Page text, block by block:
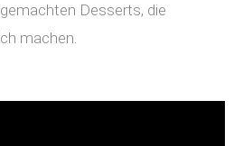
Desserts, die
machen.